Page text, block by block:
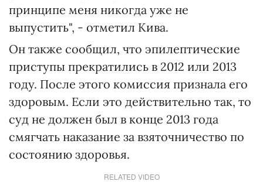
принципе меня никогда уже не
выпустить", - отметил Кива.
Он также сообщил, что эпилептические
приступы прекратились в 2012 или 2013
году. После этого комиссия признала его
здоровым. Если это действительно так, то
суд не должен был в конце 2013 года
смягчать наказание за взяточничество по
состоянию здоровья.
RELATED VIDEO